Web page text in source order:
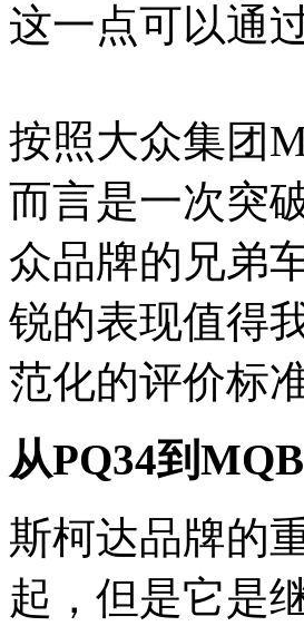
这一点可以通
按照大众集团
而言是一次突
众品牌的兄弟
锐的表现值得
范化的评价标
从PQ34到
斯柯达品牌的
起，但是它是